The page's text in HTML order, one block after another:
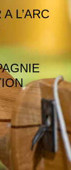
L’ARC